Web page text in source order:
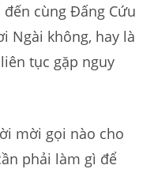
cùng Đấng Cứu
Ngài không, hay là
tục gặp nguy
mời gọi nào cho
phải làm gì để